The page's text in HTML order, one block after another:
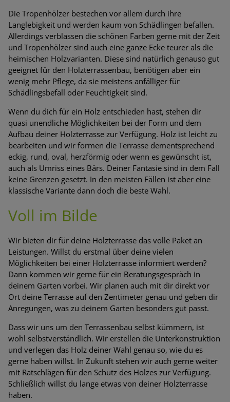
Die Tropenhölzer bestechen vor allem durch ihre
Langlebigkeit und werden kaum von Schädlingen befallen.
Allerdings verblassen die schönen Farben gerne mit der Zeit
und Tropenhölzer sind auch eine ganze Ecke teurer als die
heimischen Holzvarianten. Diese sind natürlich genauso gut
geeignet für den Holzterrassenbau, benötigen aber ein
wenig mehr Pflege, da sie meistens anfälliger für
Schädlingsbefall oder Feuchtigkeit sind.
Wenn du dich für ein Holz entschieden hast, stehen dir
quasi unendliche Möglichkeiten bei der Form und dem
Aufbau deiner Holzterrasse zur Verfügung. Holz ist leicht zu
bearbeiten und wir formen die Terrasse dementsprechend
eckig, rund, oval, herzförmig oder wenn es gewünscht ist,
auch als Umriss eines Bärs. Deiner Fantasie sind in dem Fall
keine Grenzen gesetzt. In den meisten Fällen ist aber eine
klassische Variante dann doch die beste Wahl.
Voll im Bilde
Wir bieten dir für deine Holzterrasse das volle Paket an
Leistungen. Willst du erstmal über deine vielen
Möglichkeiten bei einer Holzterrasse informiert werden?
Dann kommen wir gerne für ein Beratungsgespräch in
deinem Garten vorbei. Wir planen auch mit dir direkt vor
Ort deine Terrasse auf den Zentimeter genau und geben dir
Anregungen, was zu deinem Garten besonders gut passt.
Dass wir uns um den Terrassenbau selbst kümmern, ist
wohl selbstverständlich. Wir erstellen die Unterkonstruktion
und verlegen das Holz deiner Wahl genau so, wie du es
gerne haben willst. In Zukunft stehen wir auch gerne weiter
mit Ratschlägen für den Schutz des Holzes zur Verfügung.
Schließlich willst du lange etwas von deiner Holzterrasse
haben.